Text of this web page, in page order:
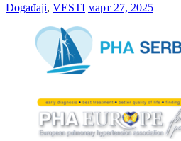
Događaji, VESTI март 27, 2025